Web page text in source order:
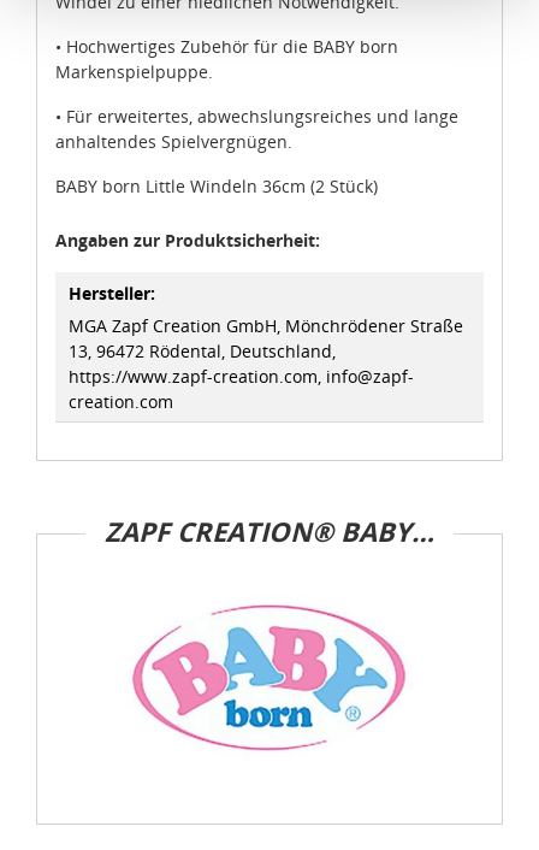
Verbindung mit zusätzlichen Maßnahmen zur Sicherung
eines angemessenen Schutzniveaus, garantieren wir,
dass die Datenschutzvorgaben der EU auch bei der
Verarbeitung von Daten in den USA eingehalten werden.
Sie können die Cookie-Einwilligung jederzeit links unten
• Hochwertiges Zubehör für die BABY born
Markenspielpuppe.
• Für erweitertes, abwechslungsreiches und lange
anhaltendes Spielvergnügen.
BABY born Little Windeln 36cm (2 Stück)
Angaben zur Produktsicherheit:
Hersteller:
MGA Zapf Creation GmbH, Mönchrödener Straße
13, 96472 Rödental, Deutschland,
https://www.zapf-creation.com, info@zapf-
creation.com
ZAPF CREATION® BABY BORN®